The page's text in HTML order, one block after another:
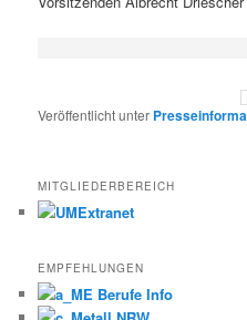
Veröffentlicht unter
MITGLIEDERBEREICH
EMPFEHLUNGEN